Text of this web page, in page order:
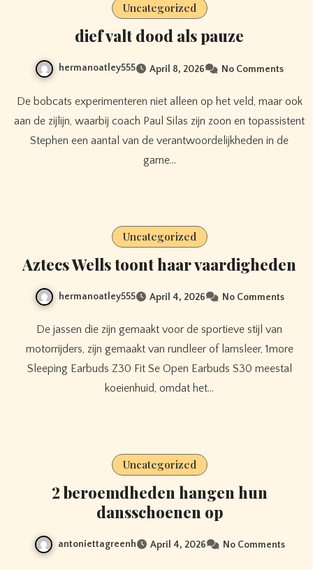
Uncategorized
dief valt dood als pauze
hermanoatley555 April 8, 2026 No Comments
De bobcats experimenteren niet alleen op het veld, maar ook
aan de zijlijn, waarbij coach Paul Silas zijn zoon en topassistent
Stephen een aantal van de verantwoordelijkheden in de
game…
Uncategorized
Aztecs Wells toont haar vaardigheden
hermanoatley555 April 4, 2026 No Comments
De jassen die zijn gemaakt voor de sportieve stijl van
motorrijders, zijn gemaakt van rundleer of lamsleer, 1more
Sleeping Earbuds Z30 Fit Se Open Earbuds S30 meestal
koeienhuid, omdat het…
Uncategorized
2 beroemdheden hangen hun
dansschoenen op
antoniettagreenh April 4, 2026 No Comments